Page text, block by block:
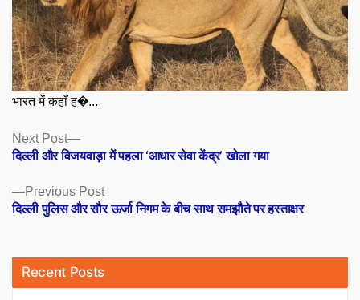
भारत में कहाँ ह�...
Posts
navigation
Previous PostPrevious
post:
दिल्ली पुलिस और सौर ऊर्जा निगम के बीच साथ समझौते पर हस्ताक्षर
Next Post
Next
post:
दिल्ली और विजयवाड़ा में पहला ‘आधार सेवा केंद्र’ खोला गया
Recent Posts